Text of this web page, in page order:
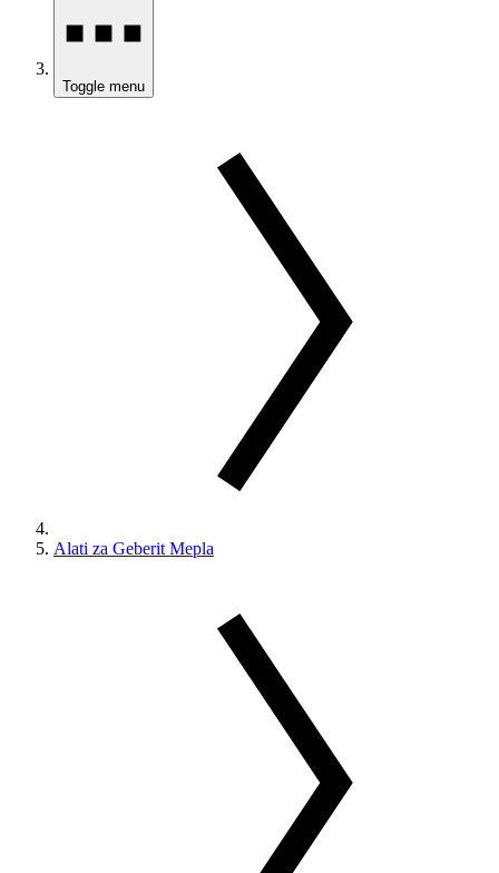
Toggle menu
Alati za Geberit Mepla